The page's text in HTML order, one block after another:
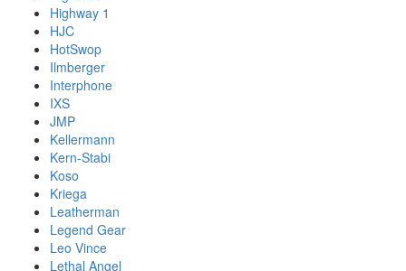
Highway 1
HJC
HotSwop
Ilmberger
Interphone
IXS
JMP
Kellermann
Kern-Stabi
Koso
Kriega
Leatherman
Legend Gear
Leo Vince
Lethal Angel